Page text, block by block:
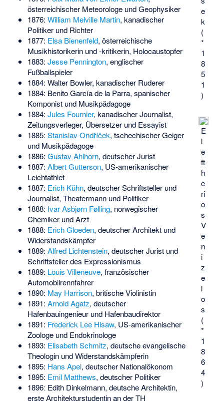
e
k
(
*
1
8
5
1
)
E
l
e
ft
h
e
ri
o
s
V
e
n
i
z
e
l
o
s
(
*
1
8
6
4
)
österreichischer Meteorologe und Geophysiker
1876: William Melville Martin, kanadischer
Politiker und Richter
1877: Elsa Bienenfeld, österreichische
Musikhistorikerin und -kritikerin, Holocaustopfer
1883: Jesse Pennington, englischer
Fußballspieler
1884: Walter Bowler, kanadischer Ruderer
1884: Benito García de la Parra, spanischer
Komponist und Musikpädagoge
1884: Jules Fournier, kanadischer Journalist,
Zeitungsverleger, Übersetzer und Essayist
1885: Stanislav Ondříček, tschechischer Geiger
und Musikpädagoge
1886: Gustav Ahlhorn, deutscher Jurist
1887: Albert Gutterson, US-amerikanischer
Leichtathlet
1887: Erich Kühn, deutscher Schriftsteller und
Journalist, Theatermann und Politiker
1888: Ivar Asbjørn Følling, norwegischer
Chemiker und Arzt
1888: Erich Gloeden, deutscher Architekt und
Widerstandskämpfer
1889: Alfred Lichtenstein, deutscher Jurist und
Schriftsteller des Expressionismus
1889: Louis Villeneuve, französischer
Automobilrennfahrer
1890: May Harrison, britische Violinistin
1891: Arnold Agatz, deutscher
Hafenbauingenieur und Hafenbaudirektor
1891: Frederick Lee Hisaw, US-amerikanischer
Zoologe und Endokrinologe
1893: Elisabeth Schmitz, deutsche evangelische
Theologin und Widerstandskämpferin
1895: Hans Apel, deutscher Nationalökonom
1895: Emil Matthews, deutscher Politiker
1896ː Edith Dinkelmann, deutsche Architektin,
erste Architekturstudentin an der TH